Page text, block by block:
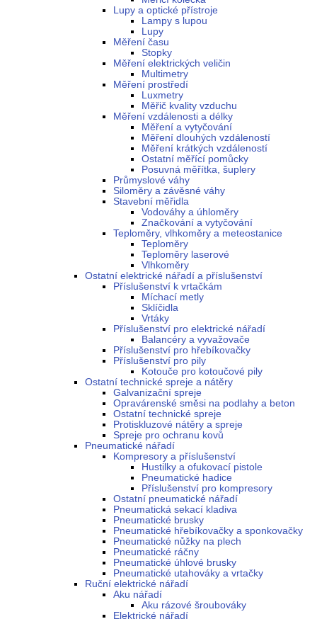
Lupy a optické přístroje
Lampy s lupou
Lupy
Měření času
Stopky
Měření elektrických veličin
Multimetry
Měření prostředí
Luxmetry
Měřič kvality vzduchu
Měření vzdálenosti a délky
Měření a vytyčování
Měření dlouhých vzdáleností
Měření krátkých vzdáleností
Ostatní měřící pomůcky
Posuvná měřítka, šuplery
Průmyslové váhy
Siloměry a závěsné váhy
Stavební měřidla
Vodováhy a úhloměry
Značkování a vytyčování
Teploměry, vlhkoměry a meteostanice
Teploměry
Teploměry laserové
Vlhkoměry
Ostatní elektrické nářadí a příslušenství
Příslušenství k vrtačkám
Míchací metly
Sklíčidla
Vrtáky
Příslušenství pro elektrické nářadí
Balancéry a vyvažovače
Příslušenství pro hřebíkovačky
Příslušenství pro pily
Kotouče pro kotoučové pily
Ostatní technické spreje a nátěry
Galvanizační spreje
Opravárenské směsi na podlahy a beton
Ostatní technické spreje
Protiskluzové nátěry a spreje
Spreje pro ochranu kovů
Pneumatické nářadí
Kompresory a příslušenství
Hustilky a ofukovací pistole
Pneumatické hadice
Příslušenství pro kompresory
Ostatní pneumatické nářadí
Pneumatická sekací kladiva
Pneumatické brusky
Pneumatické hřebíkovačky a sponkovačky
Pneumatické nůžky na plech
Pneumatické ráčny
Pneumatické úhlové brusky
Pneumatické utahováky a vrtačky
Ruční elektrické nářadí
Aku nářadí
Aku rázové šroubováky
Elektrické nářadí